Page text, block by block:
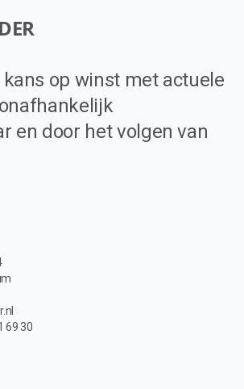
op winst met actuele
en door het volgen van
69 30